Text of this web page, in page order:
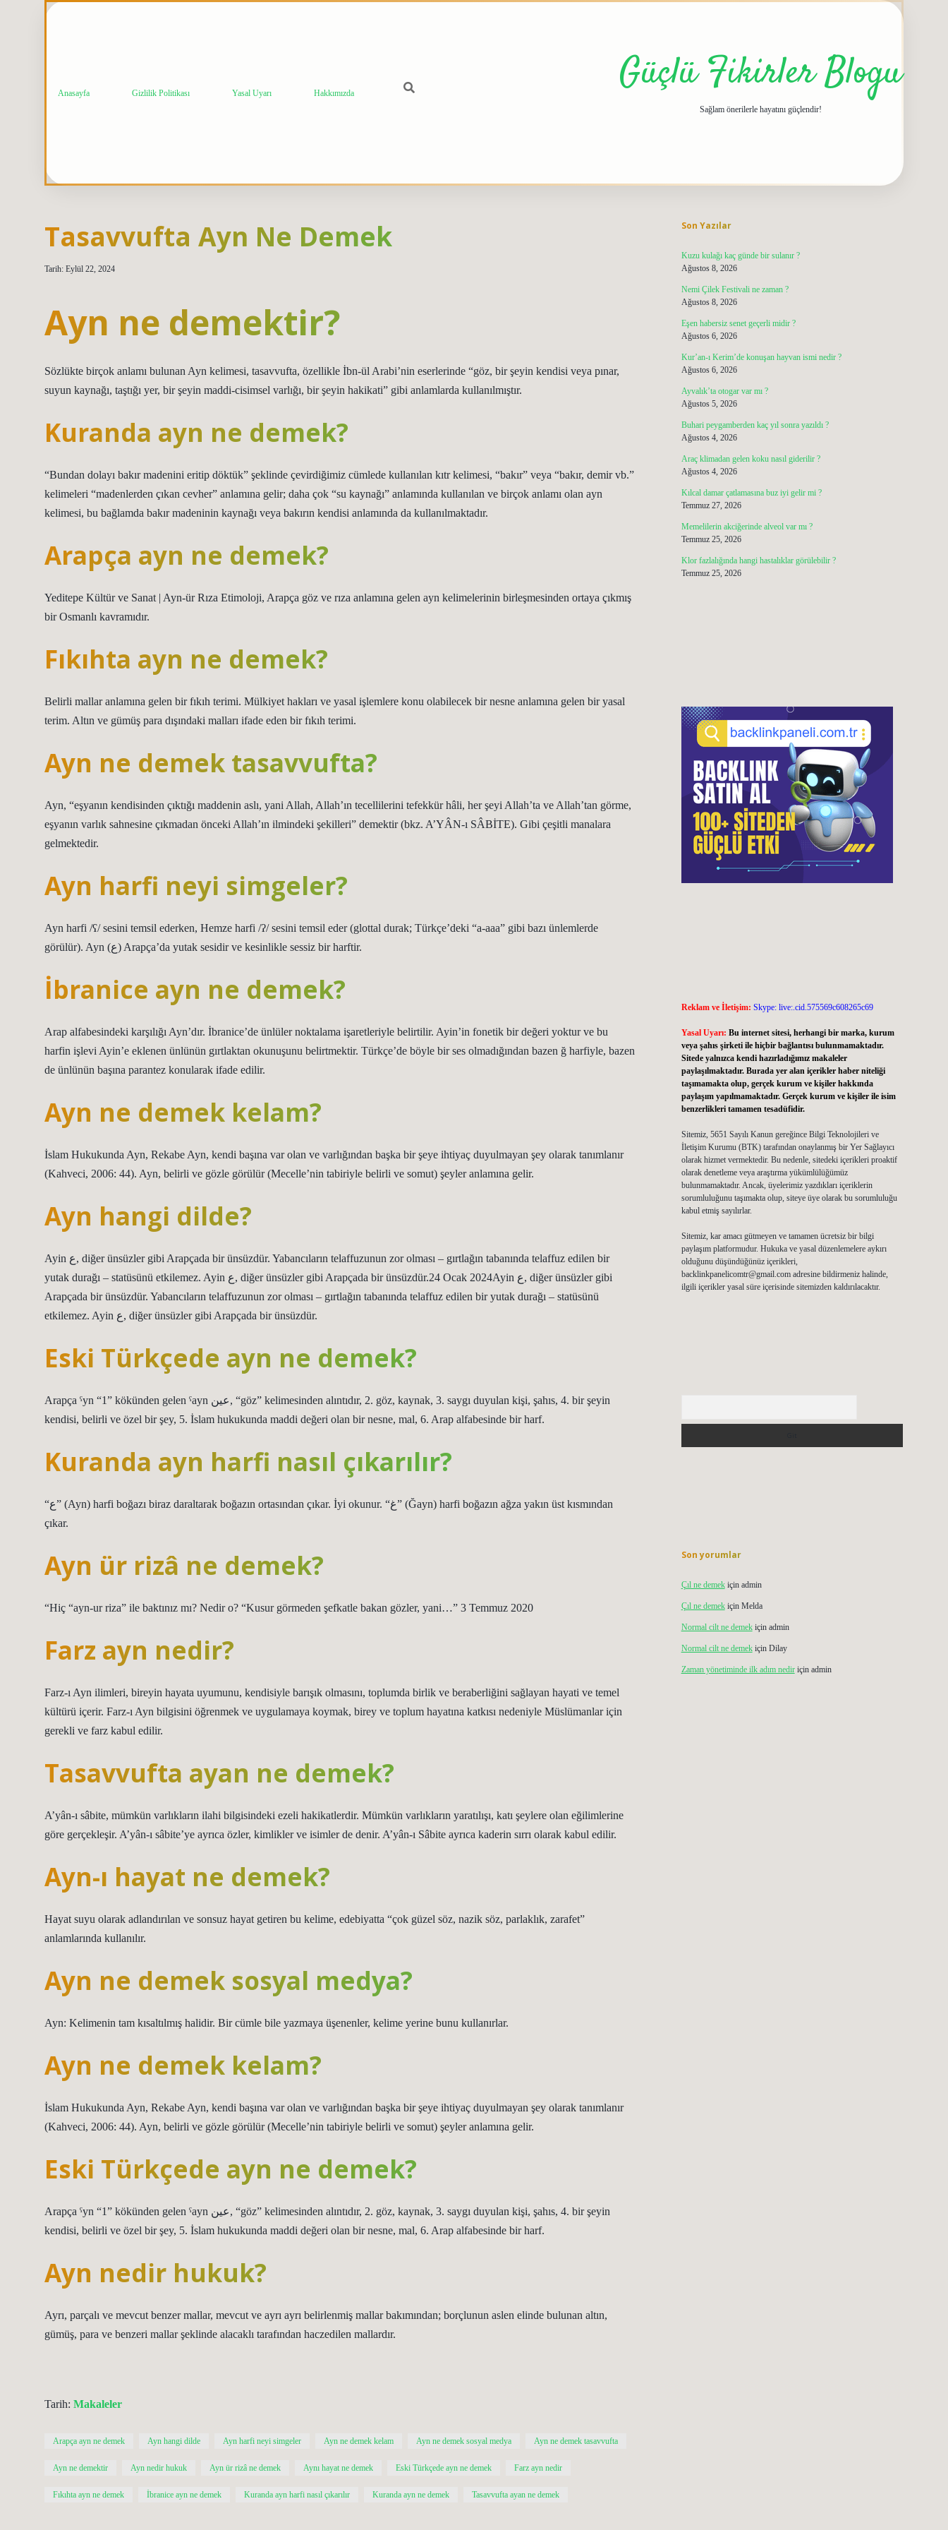
Anasayfa Gizlilik Politikası Yasal Uyarı Hakkımızda Güçlü Fikirler Blogu
Sağlam önerilerle hayatını güçlendir!
Tasavvufta Ayn Ne Demek
Tarih: Eylül 22, 2024
Ayn ne demektir?
Sözlükte birçok anlamı bulunan Ayn kelimesi, tasavvufta, özellikle İbn-ül Arabi’nin eserlerinde “göz, bir şeyin kendisi veya pınar,
suyun kaynağı, taştığı yer, bir şeyin maddi-cisimsel varlığı, bir şeyin hakikati” gibi anlamlarda kullanılmıştır.
Kuranda ayn ne demek?
“Bundan dolayı bakır madenini eritip döktük” şeklinde çevirdiğimiz cümlede kullanılan kıtr kelimesi, “bakır” veya “bakır, demir vb.”
kelimeleri “madenlerden çıkan cevher” anlamına gelir; daha çok “su kaynağı” anlamında kullanılan ve birçok anlamı olan ayn
kelimesi, bu bağlamda bakır madeninin kaynağı veya bakırın kendisi anlamında da kullanılmaktadır.
Arapça ayn ne demek?
Yeditepe Kültür ve Sanat | Ayn-ür Rıza Etimoloji, Arapça göz ve rıza anlamına gelen ayn kelimelerinin birleşmesinden ortaya çıkmış
bir Osmanlı kavramıdır.
Fıkıhta ayn ne demek?
Belirli mallar anlamına gelen bir fıkıh terimi. Mülkiyet hakları ve yasal işlemlere konu olabilecek bir nesne anlamına gelen bir yasal
terim. Altın ve gümüş para dışındaki malları ifade eden bir fıkıh terimi.
Ayn ne demek tasavvufta?
Ayn, “eşyanın kendisinden çıktığı maddenin aslı, yani Allah, Allah’ın tecellilerini tefekkür hâli, her şeyi Allah’ta ve Allah’tan görme,
eşyanın varlık sahnesine çıkmadan önceki Allah’ın ilmindeki şekilleri” demektir (bkz. A’YÂN-ı SÂBİTE). Gibi çeşitli manalara
gelmektedir.
Ayn harfi neyi simgeler?
Ayn harfi /ʕ/ sesini temsil ederken, Hemze harfi /ʔ/ sesini temsil eder (glottal durak; Türkçe’deki “a-aaa” gibi bazı ünlemlerde
görülür). Ayn (ع) Arapça’da yutak sesidir ve kesinlikle sessiz bir harftir.
İbranice ayn ne demek?
Arap alfabesindeki karşılığı Ayn’dır. İbranice’de ünlüler noktalama işaretleriyle belirtilir. Ayin’in fonetik bir değeri yoktur ve bu
harfin işlevi Ayin’e eklenen ünlünün gırtlaktan okunuşunu belirtmektir. Türkçe’de böyle bir ses olmadığından bazen ğ harfiyle, bazen
de ünlünün başına parantez konularak ifade edilir.
Ayn ne demek kelam?
İslam Hukukunda Ayn, Rekabe Ayn, kendi başına var olan ve varlığından başka bir şeye ihtiyaç duyulmayan şey olarak tanımlanır
(Kahveci, 2006: 44). Ayn, belirli ve gözle görülür (Mecelle’nin tabiriyle belirli ve somut) şeyler anlamına gelir.
Ayn hangi dilde?
Ayin ع, diğer ünsüzler gibi Arapçada bir ünsüzdür. Yabancıların telaffuzunun zor olması – gırtlağın tabanında telaffuz edilen bir
yutak durağı – statüsünü etkilemez. Ayin ع, diğer ünsüzler gibi Arapçada bir ünsüzdür.24 Ocak 2024Ayin ع, diğer ünsüzler gibi
Arapçada bir ünsüzdür. Yabancıların telaffuzunun zor olması – gırtlağın tabanında telaffuz edilen bir yutak durağı – statüsünü
etkilemez. Ayin ع, diğer ünsüzler gibi Arapçada bir ünsüzdür.
Eski Türkçede ayn ne demek?
Arapça ˁyn “1” kökünden gelen ˁayn عين, “göz” kelimesinden alıntıdır, 2. göz, kaynak, 3. saygı duyulan kişi, şahıs, 4. bir şeyin
kendisi, belirli ve özel bir şey, 5. İslam hukukunda maddi değeri olan bir nesne, mal, 6. Arap alfabesinde bir harf.
Kuranda ayn harfi nasıl çıkarılır?
“ع” (Ayn) harfi boğazı biraz daraltarak boğazın ortasından çıkar. İyi okunur. “غ” (Ğayn) harfi boğazın ağza yakın üst kısmından
çıkar.
Ayn ür rizâ ne demek?
“Hiç “ayn-ur riza” ile baktınız mı? Nedir o? “Kusur görmeden şefkatle bakan gözler, yani…” 3 Temmuz 2020
Farz ayn nedir?
Farz-ı Ayn ilimleri, bireyin hayata uyumunu, kendisiyle barışık olmasını, toplumda birlik ve beraberliğini sağlayan hayati ve temel
kültürü içerir. Farz-ı Ayn bilgisini öğrenmek ve uygulamaya koymak, birey ve toplum hayatına katkısı nedeniyle Müslümanlar için
gerekli ve farz kabul edilir.
Tasavvufta ayan ne demek?
A’yân-ı sâbite, mümkün varlıkların ilahi bilgisindeki ezeli hakikatlerdir. Mümkün varlıkların yaratılışı, katı şeylere olan eğilimlerine
göre gerçekleşir. A’yân-ı sâbite’ye ayrıca özler, kimlikler ve isimler de denir. A’yân-ı Sâbite ayrıca kaderin sırrı olarak kabul edilir.
Ayn-ı hayat ne demek?
Hayat suyu olarak adlandırılan ve sonsuz hayat getiren bu kelime, edebiyatta “çok güzel söz, nazik söz, parlaklık, zarafet”
anlamlarında kullanılır.
Ayn ne demek sosyal medya?
Ayn: Kelimenin tam kısaltılmış halidir. Bir cümle bile yazmaya üşenenler, kelime yerine bunu kullanırlar.
Ayn ne demek kelam?
İslam Hukukunda Ayn, Rekabe Ayn, kendi başına var olan ve varlığından başka bir şeye ihtiyaç duyulmayan şey olarak tanımlanır
(Kahveci, 2006: 44). Ayn, belirli ve gözle görülür (Mecelle’nin tabiriyle belirli ve somut) şeyler anlamına gelir.
Eski Türkçede ayn ne demek?
Arapça ˁyn “1” kökünden gelen ˁayn عين, “göz” kelimesinden alıntıdır, 2. göz, kaynak, 3. saygı duyulan kişi, şahıs, 4. bir şeyin
kendisi, belirli ve özel bir şey, 5. İslam hukukunda maddi değeri olan bir nesne, mal, 6. Arap alfabesinde bir harf.
Ayn nedir hukuk?
Ayrı, parçalı ve mevcut benzer mallar, mevcut ve ayrı ayrı belirlenmiş mallar bakımından; borçlunun aslen elinde bulunan altın,
gümüş, para ve benzeri mallar şeklinde alacaklı tarafından haczedilen mallardır.
Tarih: Makaleler
Arapça ayn ne demek Ayn hangi dilde Ayn harfi neyi simgeler Ayn ne demek kelam Ayn ne demek sosyal medya Ayn ne demek tasavvufta
Ayn ne demektir Ayn nedir hukuk Ayn ür rizâ ne demek Aynı hayat ne demek Eski Türkçede ayn ne demek Farz ayn nedir
Fıkıhta ayn ne demek İbranice ayn ne demek Kuranda ayn harfi nasıl çıkarılır Kuranda ayn ne demek Tasavvufta ayan ne demek
Son Yazılar
Kuzu kulağı kaç günde bir sulanır ?
Ağustos 8, 2026
Nemi Çilek Festivali ne zaman ?
Ağustos 8, 2026
Eşen habersiz senet geçerli midir ?
Ağustos 6, 2026
Kur’an-ı Kerim’de konuşan hayvan ismi nedir ?
Ağustos 6, 2026
Ayvalık’ta otogar var mı ?
Ağustos 5, 2026
Buhari peygamberden kaç yıl sonra yazıldı ?
Ağustos 4, 2026
Araç klimadan gelen koku nasıl giderilir ?
Ağustos 4, 2026
Kılcal damar çatlamasına buz iyi gelir mi ?
Temmuz 27, 2026
Memelilerin akciğerinde alveol var mı ?
Temmuz 25, 2026
Klor fazlalığında hangi hastalıklar görülebilir ?
Temmuz 25, 2026
Reklam ve İletişim: Skype: live:.cid.575569c608265c69
Yasal Uyarı: Bu internet sitesi, herhangi bir marka, kurum
veya şahıs şirketi ile hiçbir bağlantısı bulunmamaktadır.
Sitede yalnızca kendi hazırladığımız makaleler
paylaşılmaktadır. Burada yer alan içerikler haber niteliği
taşımamakta olup, gerçek kurum ve kişiler hakkında
paylaşım yapılmamaktadır. Gerçek kurum ve kişiler ile isim
benzerlikleri tamamen tesadüfidir.
Sitemiz, 5651 Sayılı Kanun gereğince Bilgi Teknolojileri ve
İletişim Kurumu (BTK) tarafından onaylanmış bir Yer Sağlayıcı
olarak hizmet vermektedir. Bu nedenle, sitedeki içerikleri proaktif
olarak denetleme veya araştırma yükümlülüğümüz
bulunmamaktadır. Ancak, üyelerimiz yazdıkları içeriklerin
sorumluluğunu taşımakta olup, siteye üye olarak bu sorumluluğu
kabul etmiş sayılırlar.
Sitemiz, kar amacı gütmeyen ve tamamen ücretsiz bir bilgi
paylaşım platformudur. Hukuka ve yasal düzenlemelere aykırı
olduğunu düşündüğünüz içerikleri,
backlinkpanelicomtr@gmail.comadresine bildirmeniz halinde,
ilgili içerikler yasal süre içerisinde sitemizden kaldırılacaktır.
Son yorumlar
Çıl ne demekiçin admin
Çıl ne demekiçin Melda
Normal cilt ne demekiçin admin
Normal cilt ne demekiçin Dilay
Zaman yönetiminde ilk adım nediriçin admin